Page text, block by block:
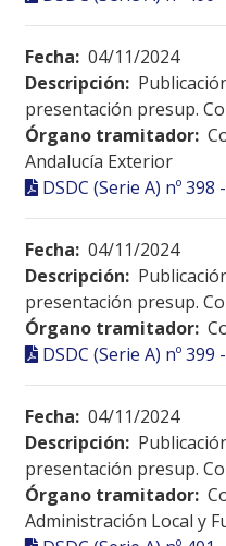
Fecha: 04/11/2024
Descripción:
presentación presup.
Órgano tramitador:
Andalucía Exterior
DSDC (Serie A) nº
Fecha: 04/11/2024
Descripción:
presentación presup.
Órgano tramitador:
DSDC (Serie A) nº
Fecha: 04/11/2024
Descripción:
presentación presup.
Órgano tramitador:
Administración Local y